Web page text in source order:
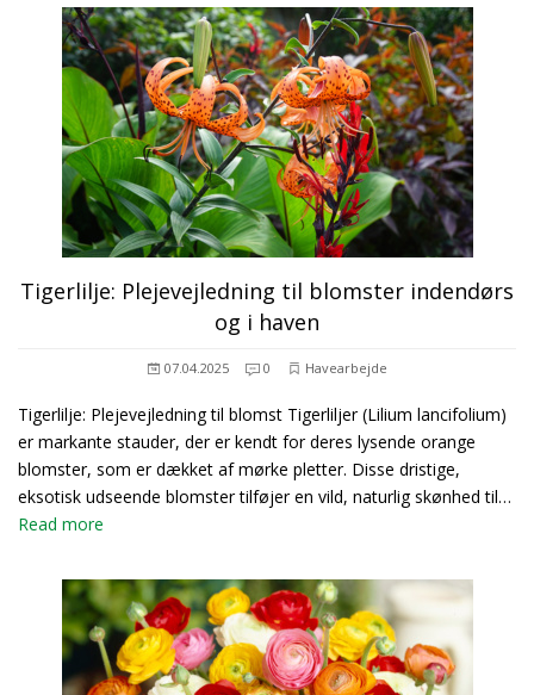
Tigerlilje: Plejevejledning til blomster indendørs
og i haven
07.04.2025 0 Havearbejde
Tigerlilje: Plejevejledning til blomst Tigerliljer (Lilium lancifolium)
er markante stauder, der er kendt for deres lysende orange
blomster, som er dækket af mørke pletter. Disse dristige,
eksotisk udseende blomster tilføjer en vild, naturlig skønhed til…
Read more